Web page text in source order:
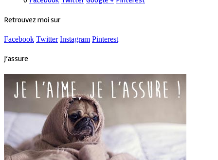
Retrouvez moi sur
Facebook Twitter Instagram Pinterest
J’assure